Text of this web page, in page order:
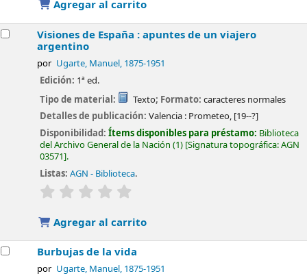
Agregar al carrito
Visiones de España : apuntes de un viajero
argentino
por Ugarte, Manuel, 1875-1951
Edición: 1ª ed.
Tipo de material:
Texto; Formato: caracteres normales
Detalles de publicación:Valencia : Prometeo, [19--?]
Disponibilidad:Ítems disponibles para préstamo: Biblioteca
del Archivo General de la Nación (1) Signatura topográfica:AGN
03571 .
Listas: AGN - Biblioteca.
valoración
Agregar al carrito
Burbujas de la vida
por Ugarte, Manuel, 1875-1951